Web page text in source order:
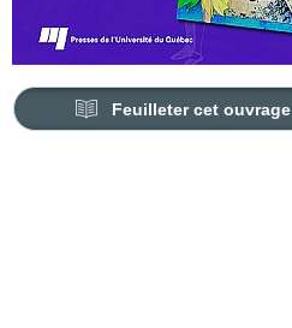
Feuilleter cet ouvrage